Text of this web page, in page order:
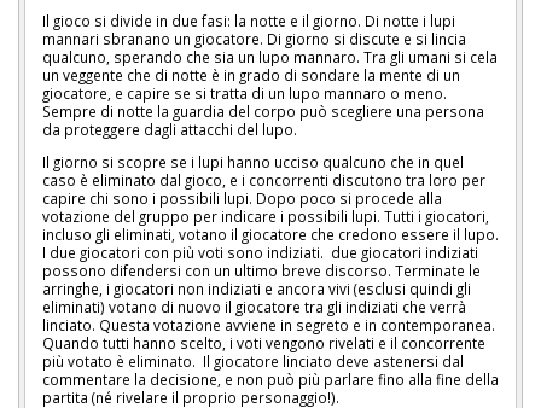
Il gioco si divide in due fasi: la notte e il giorno. Di notte i lupi
mannari sbranano un giocatore. Di giorno si discute e si lincia
qualcuno, sperando che sia un lupo mannaro. Tra gli umani si cela
un veggente che di notte è in grado di sondare la mente di un
giocatore, e capire se si tratta di un lupo mannaro o meno.
Sempre di notte la guardia del corpo può scegliere una persona
da proteggere dagli attacchi del lupo.
Il giorno si scopre se i lupi hanno ucciso qualcuno che in quel
caso è eliminato dal gioco, e i concorrenti discutono tra loro per
capire chi sono i possibili lupi. Dopo poco si procede alla
votazione del gruppo per indicare i possibili lupi. Tutti i giocatori,
incluso gli eliminati, votano il giocatore che credono essere il lupo.
I due giocatori con più voti sono indiziati. due giocatori indiziati
possono difendersi con un ultimo breve discorso. Terminate le
arringhe, i giocatori non indiziati e ancora vivi (esclusi quindi gli
eliminati) votano di nuovo il giocatore tra gli indiziati che verrà
linciato. Questa votazione avviene in segreto e in contemporanea.
Quando tutti hanno scelto, i voti vengono rivelati e il concorrente
più votato è eliminato. Il giocatore linciato deve astenersi dal
commentare la decisione, e non può più parlare fino alla fine della
partita (né rivelare il proprio personaggio!).